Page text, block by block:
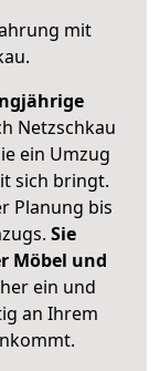
mit
.
Netzschkau
ein Umzug
sich bringt.
Planung bis
Sie
Möbel und
ein und
an Ihrem